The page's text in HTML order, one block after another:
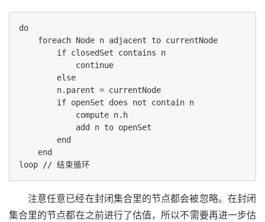
do
    foreach Node n adjacent to currentNode
        if closedSet contains n
            continue
        else
        n.parent = currentNode
        if openSet does not contain n
            compute n.h
            add n to openSet
        end
    end
注意任意已经在封闭集合里的节点都会被忽略。在封闭
集合里的节点都在之前进行了估值，所以不需要再进一步估